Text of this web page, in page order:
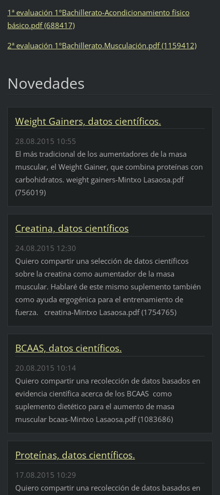
1ª evaluación 1ºBachillerato-Acondicionamiento físico
básico.pdf (688417)
2ª evaluación 1ºBachillerato.Musculación.pdf (1159412)
Novedades
Weight Gainers, datos científicos.
28.08.2015 10:55
El más tradicional de los aumentadores de la masa
muscular, el Weight Gainer, que combina proteínas con
carbohidratos. weight gainers-Mintxo Lasaosa.pdf
(756019)
Creatina, datos científicos
24.08.2015 12:30
Quiero compartir una selección de datos científicos
sobre la creatina como aumentador de la masa
muscular. Hablaré de este mismo suplemento también
como ayuda ergogénica para el entrenamiento de
fuerza. creatina-Mintxo Lasaosa.pdf (1754765)
BCAAS, datos científicos.
20.08.2015 10:14
Quiero compartir una recolección de datos basados en
evidencia científica acerca de los BCAAS como
suplemento dietético para el aumento de masa
muscular bcaas-Mintxo Lasaosa.pdf (1083686)
Proteínas, datos científicos.
17.08.2015 10:29
Quiero compartir una recolección de datos basados en